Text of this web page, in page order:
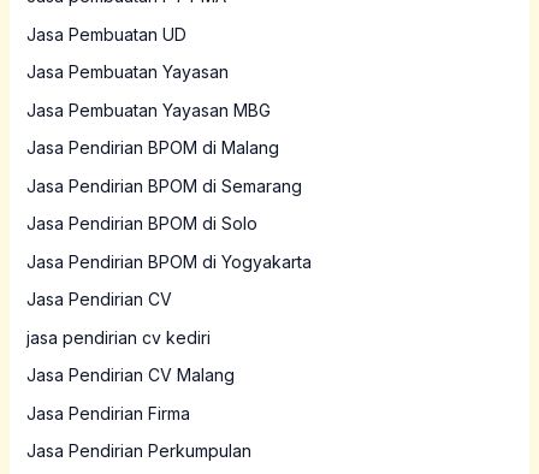
Jasa Pembuatan UD
Jasa Pembuatan Yayasan
Jasa Pembuatan Yayasan MBG
Jasa Pendirian BPOM di Malang
Jasa Pendirian BPOM di Semarang
Jasa Pendirian BPOM di Solo
Jasa Pendirian BPOM di Yogyakarta
Jasa Pendirian CV
jasa pendirian cv kediri
Jasa Pendirian CV Malang
Jasa Pendirian Firma
Jasa Pendirian Perkumpulan